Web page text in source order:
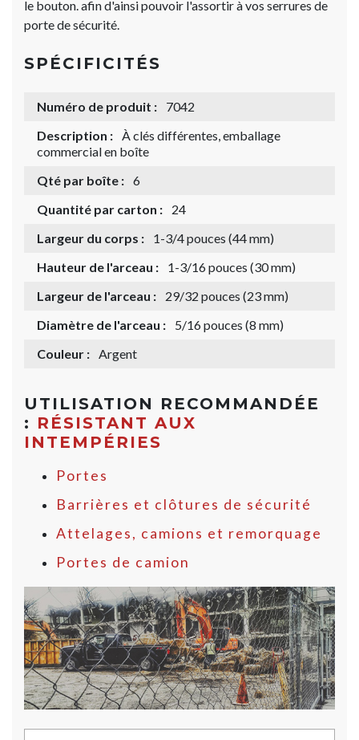
le bouton. afin d'ainsi pouvoir l'assortir à vos serrures de
porte de sécurité.
SPÉCIFICITÉS
Numéro de produit :
7042
Description : À clés différentes, emballage
commercial en boîte
Qté par boîte : 6
Quantité par carton :
24
Largeur du corps :
1-3/4 pouces (44 mm)
Hauteur de l'arceau :
1-3/16 pouces (30 mm)
Largeur de l'arceau :
29/32 pouces (23 mm)
Diamètre de l'arceau :
5/16 pouces (8 mm)
Couleur : Argent
UTILISATION RECOMMANDÉE
: RÉSISTANT AUX
INTEMPÉRIES
Portes
Barrières et clôtures de sécurité
Attelages, camions et remorquage
Portes de camion